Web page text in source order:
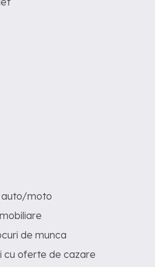
auto/moto
de munca
cu oferte de cazare